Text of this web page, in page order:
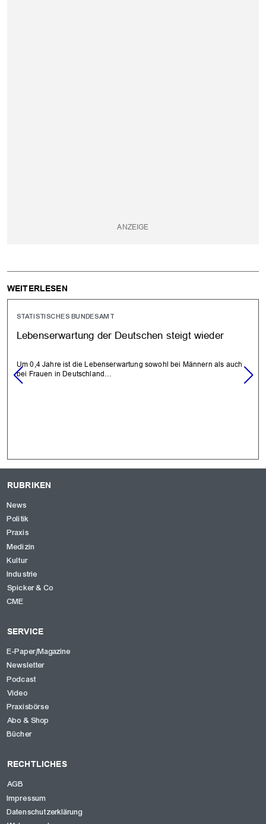
WEITERLESEN
STATISTISCHES BUNDESAMT
Lebenserwartung der Deutschen steigt wieder
Um 0,4 Jahre ist die Lebenserwartung sowohl bei Männern als auch
bei Frauen in Deutschland…
RUBRIKEN
News
Politik
Praxis
Medizin
Kultur
Industrie
Spicker & Co
CME
SERVICE
E-Paper/Magazine
Newsletter
Podcast
Video
Praxisbörse
Abo & Shop
Bücher
RECHTLICHES
AGB
Impressum
Datenschutzerklärung